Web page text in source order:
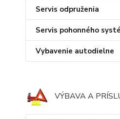
Servis odpruženia
Servis pohonného
Vybavenie autodielne
VÝBAVA A